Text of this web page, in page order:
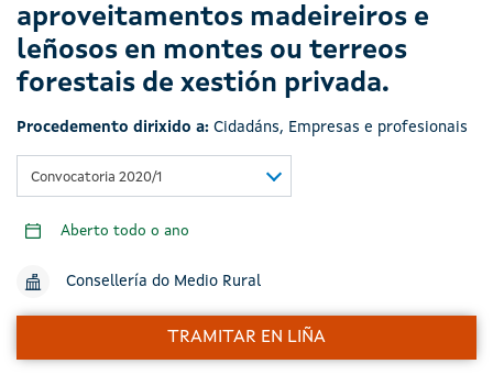
aproveitamentos madeireiros e
leñosos en montes ou terreos
forestais de xestión privada.
Procedemento dirixido a: Cidadáns, Empresas e profesionais
Convocatoria 2020/1
Aberto todo o ano
Consellería do Medio Rural
TRAMITAR EN LIÑA